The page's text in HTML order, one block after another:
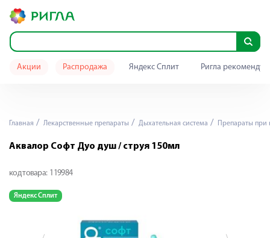
Акции Распродажа Яндекс Сплит Ригла
Главная Лекарственные препараты Дыхательная система Препараты при
Аквалор Софт Дуо душ / струя 150мл
код товара: 119984
Яндекс Сплит